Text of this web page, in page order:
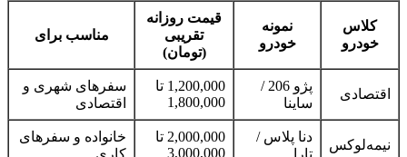
کلاس
خودرو
نمونه
خودرو
قیمت روزانه
تقریبی
(تومان)
مناسب برای
اقتصادی
پژو 206 /
ساینا
1,200,000 تا
1,800,000
سفرهای شهری و
اقتصادی
نیمه‌لوکس
دنا پلاس /
تارا
2,000,000 تا
3,000,000
خانواده و سفرهای
کاری